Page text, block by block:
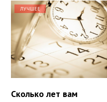
ЛУЧШЕЕ
Сколько лет вам